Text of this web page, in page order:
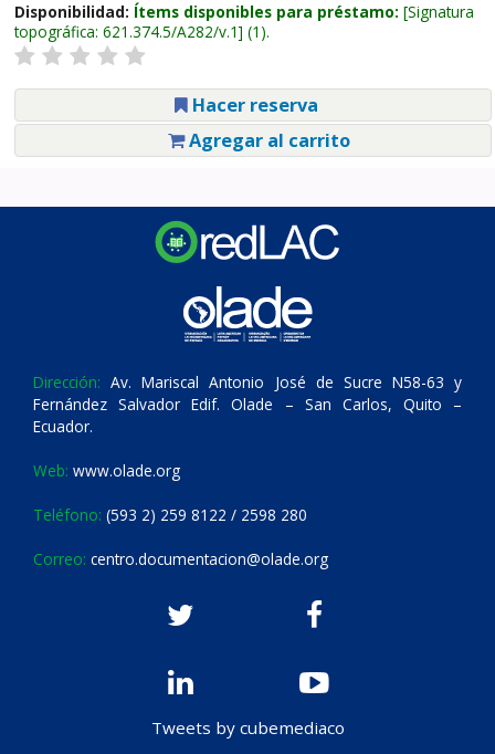
Disponibilidad: Ítems disponibles para préstamo: Signatura
topográfica: 621.374.5/A282/v.1 (1).
Hacer reserva
Agregar al carrito
Dirección: Av. Mariscal Antonio José de Sucre N58-63 y
Fernández Salvador Edif. Olade – San Carlos, Quito –
Ecuador.
Web: www.olade.org
Teléfono: (593 2) 259 8122 / 2598 280
Correo: centro.documentacion@olade.org
Tweets by cubemediaco